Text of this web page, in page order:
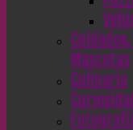
Mascotas
Culinaria